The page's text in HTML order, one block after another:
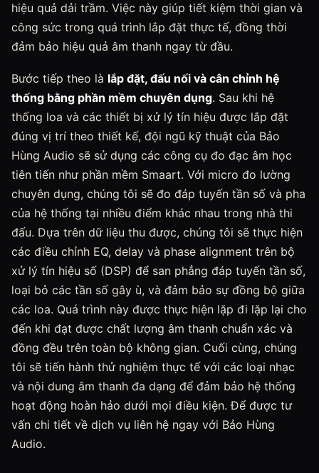
hiệu quả dải trầm. Việc này giúp tiết kiệm thời gian và
công sức trong quá trình lắp đặt thực tế, đồng thời
đảm bảo hiệu quả âm thanh ngay từ đầu.
Bước tiếp theo là lắp đặt, đấu nối và cân chỉnh hệ
thống bằng phần mềm chuyên dụng. Sau khi hệ
thống loa và các thiết bị xử lý tín hiệu được lắp đặt
đúng vị trí theo thiết kế, đội ngũ kỹ thuật của Bảo
Hùng Audio sẽ sử dụng các công cụ đo đạc âm học
tiên tiến như phần mềm Smaart. Với micro đo lường
chuyên dụng, chúng tôi sẽ đo đáp tuyến tần số và pha
của hệ thống tại nhiều điểm khác nhau trong nhà thi
đấu. Dựa trên dữ liệu thu được, chúng tôi sẽ thực hiện
các điều chỉnh EQ, delay và phase alignment trên bộ
xử lý tín hiệu số (DSP) để san phẳng đáp tuyến tần số,
loại bỏ các tần số gây ù, và đảm bảo sự đồng bộ giữa
các loa. Quá trình này được thực hiện lặp đi lặp lại cho
đến khi đạt được chất lượng âm thanh chuẩn xác và
đồng đều trên toàn bộ không gian. Cuối cùng, chúng
tôi sẽ tiến hành thử nghiệm thực tế với các loại nhạc
và nội dung âm thanh đa dạng để đảm bảo hệ thống
hoạt động hoàn hảo dưới mọi điều kiện. Để được tư
vấn chi tiết về dịch vụ liên hệ ngay với Bảo Hùng
Audio.